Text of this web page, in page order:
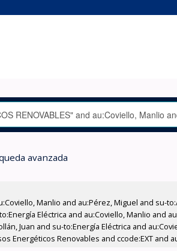
avanzada
Manlio and au:Pérez, Miguel and su-
Eléctrica and au:Coviello, Manlio and
Juan and su-to:Energía Eléctrica and
Energéticos Renovables and ccode:EXT and